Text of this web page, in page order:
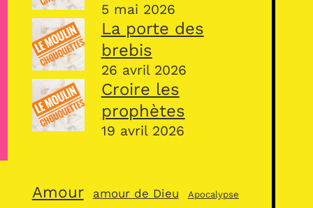
5 mai 2026
La porte des
brebis
26 avril 2026
Croire les
prophètes
19 avril 2026
Amour amour de Dieu Apocalypse